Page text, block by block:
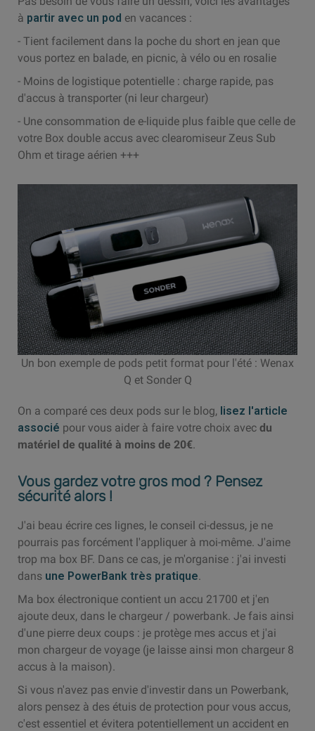
à partir avec un pod en vacances :
- Tient facilement dans la poche du short en jean que
vous portez en balade, en picnic, à vélo ou en rosalie
- Moins de logistique potentielle : charge rapide, pas
d'accus à transporter (ni leur chargeur)
- Une consommation de e-liquide plus faible que celle de
votre Box double accus avec clearomiseur Zeus Sub
Ohm et tirage aérien +++
Un bon exemple de pods petit format pour l'été : Wenax
Q et Sonder Q
On a comparé ces deux pods sur le blog, lisez l'article
associé pour vous aider à faire votre choix avec du
matériel de qualité à moins de 20€.
Vous gardez votre gros mod ? Pensez
sécurité alors !
J'ai beau écrire ces lignes, le conseil ci-dessus, je ne
pourrais pas forcément l'appliquer à moi-même. J'aime
trop ma box BF. Dans ce cas, je m'organise : j'ai investi
dans une PowerBank très pratique.
Ma box électronique contient un accu 21700 et j'en
ajoute deux, dans le chargeur / powerbank. Je fais ainsi
d'une pierre deux coups : je protège mes accus et j'ai
mon chargeur de voyage (je laisse ainsi mon chargeur 8
accus à la maison).
Si vous n'avez pas envie d'investir dans un Powerbank,
alors pensez à des étuis de protection pour vous accus,
c'est essentiel et évitera potentiellement un accident en